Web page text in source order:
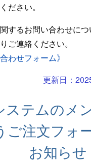
ださい。
するお問い合わせに
ご連絡ください。
わせフォーム》
更新日：
ステムのメ
ご注文フォ
お知らせ